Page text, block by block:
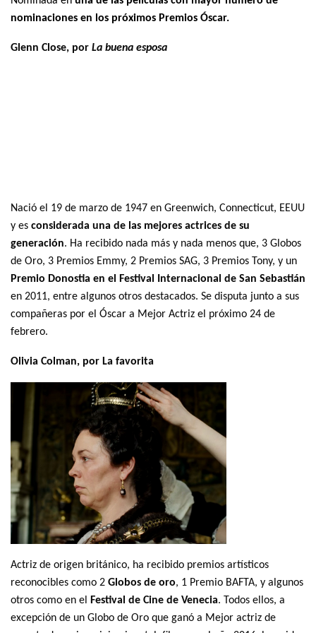
nominaciones en los próximos Premios Óscar.
Glenn Close, por La buena esposa
Nació el 19 de marzo de 1947 en Greenwich, Connecticut, EEUU
y es considerada una de las mejores actrices de su
generación. Ha recibido nada más y nada menos que, 3 Globos
de Oro, 3 Premios Emmy, 2 Premios SAG, 3 Premios Tony, y un
Premio Donostia en el Festival Internacional de San Sebastián
en 2011, entre algunos otros destacados. Se disputa junto a sus
compañeras por el Óscar a Mejor Actriz el próximo 24 de
febrero.
Olivia Colman, por La favorita
Actriz de origen británico, ha recibido premios artísticos
reconocibles como 2 Globos de oro, 1 Premio BAFTA, y algunos
otros como en el
Festival de Cine de Venecia. Todos ellos, a
excepción de un Globo de Oro que ganó a Mejor actriz de